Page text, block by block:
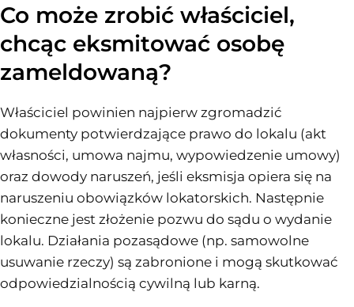
Co może zrobić właściciel,
chcąc eksmitować osobę
zameldowaną?
Właściciel powinien najpierw zgromadzić
dokumenty potwierdzające prawo do lokalu (akt
własności, umowa najmu, wypowiedzenie umowy)
oraz dowody naruszeń, jeśli eksmisja opiera się na
naruszeniu obowiązków lokatorskich. Następnie
konieczne jest złożenie pozwu do sądu o wydanie
lokalu. Działania pozasądowe (np. samowolne
usuwanie rzeczy) są zabronione i mogą skutkować
odpowiedzialnością cywilną lub karną.